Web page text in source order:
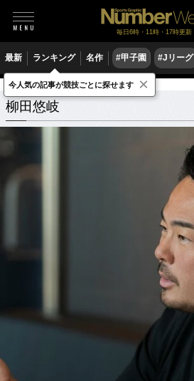
毎日6時・11時・17時更新
最新 ランキング 名作 #甲子園 #Jリーグ
柳田悠岐 関連記事
柳田悠岐
今人気の記事が競技ごとに探せます ×